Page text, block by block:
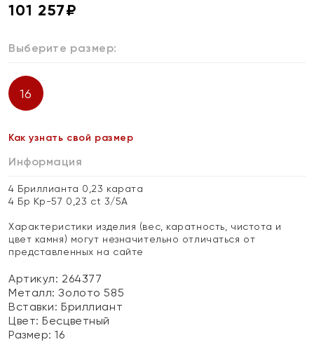
101 257₽
Выберите размер:
16
Как узнать свой размер
Информация
4 Бриллианта 0,23 карата
4 Бр Кр-57 0,23 ct 3/5А
Характеристики изделия (вес, каратность, чистота и
цвет камня) могут незначительно отличаться от
представленных на сайте
Артикул: 264377
Металл:Золото 585
Вставки:Бриллиант
Цвет:Бесцветный
Размер:16